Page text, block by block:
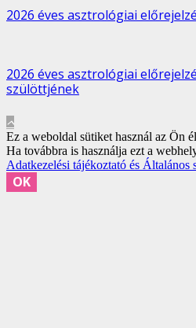
2026 éves asztrológiai
2026 éves asztrológiai
szülöttjének
Ez a weboldal sütiket használ az Ön
Ha továbbra is használja ezt a
Adatkezelési tájékoztató és Általános
OK